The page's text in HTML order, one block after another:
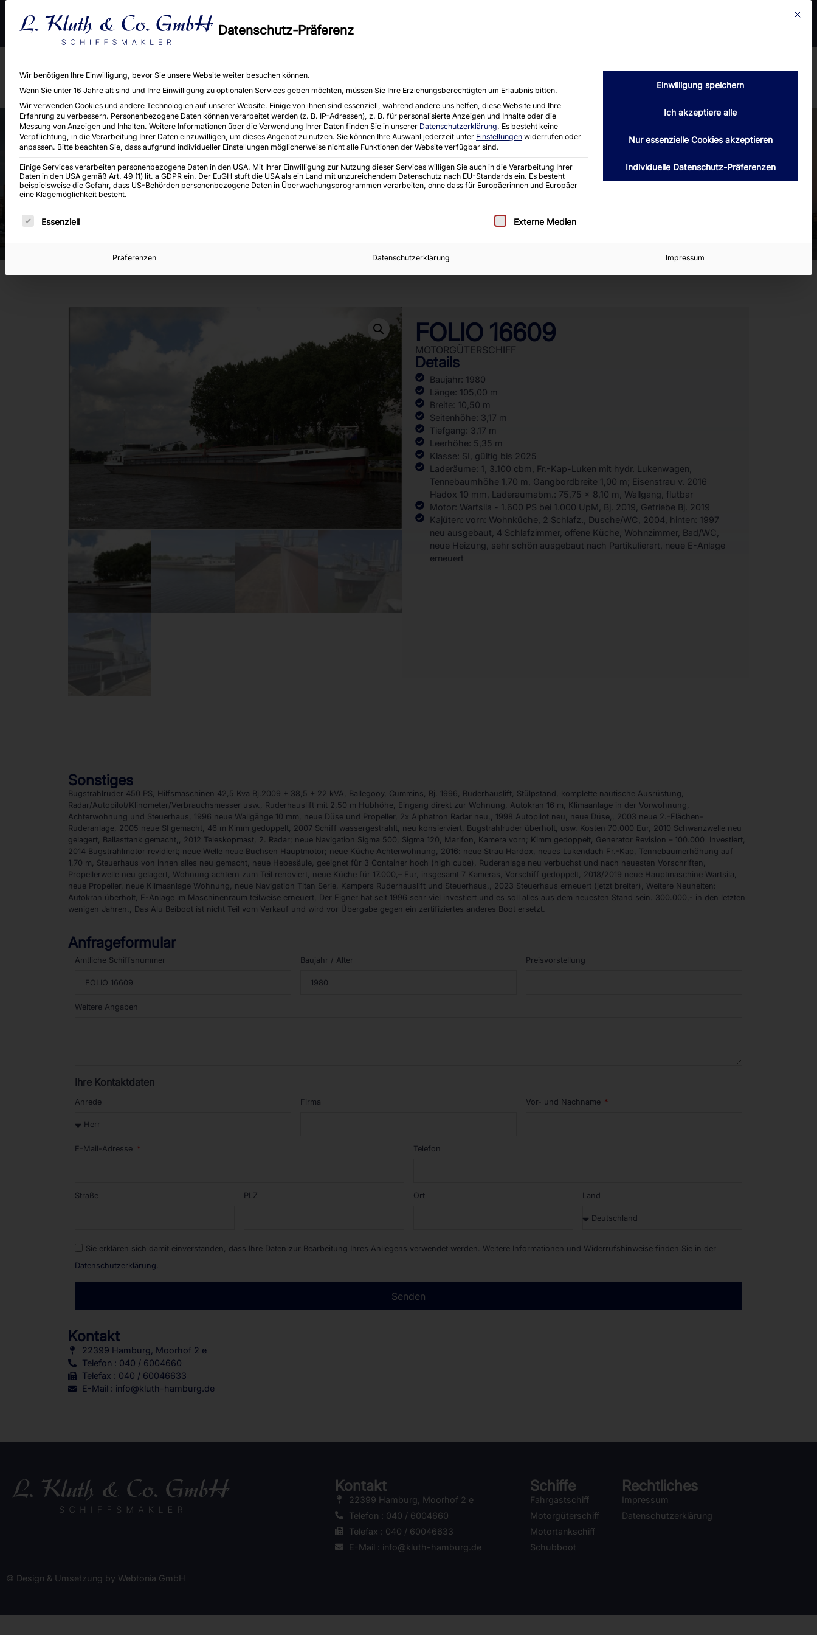
An- und Verkauf von Binnen-, Küsten- und Seeschiffen sowie Baggereigeräten aller Art, einschließlich
Neubaukontrahierungen.
Kontakt Angebot anfordern
FOLIO 16609
FOLIO 16609
MOTORGÜTERSCHIFF
Details
Baujahr: 1980
Länge: 105,00 m
Breite: 10,50 m
Seitenhöhe: 3,17 m
Tiefgang: 3,17 m
Leerhöhe: 5,35 m
Klasse: SI, gültig bis 2025
Laderäume: 1, 3.100 cbm, Fr.-Kap-Luken mit hydr. Lukenwagen,
Tennebaumhöhe 1,70 m, Gangbordbreite 1,00 m; Eisenstrau v. 2016
Hadox 10 mm, Laderaumabm.: 75,75 x 8,10 m, Wallgang, flutbar
Motor: Wartsila - 1.600 PS bei 1.000 UpM, Bj. 2019, Getriebe Bj. 2019
Kajüten: vorn: Wohnküche, 2 Schlafz., Dusche/WC, 2004, hinten: 1997
neu ausgebaut, 4 Schlafzimmer, offene Küche, Wohnzimmer, Bad/WC,
neue Heizung, sehr schön ausgebaut nach Partikulierart, neue E-Anlage
erneuert
Sonstiges
Bugstrahlruder 450 PS, Hilfsmaschinen 42,5 Kva Bj.2009 + 38,5 + 22 kVA, Ballegooy, Cummins, Bj. 1996, Ruderhauslift, Stülpstand, komplette nautische Ausrüstung,
Radar/Autopilot/Klinometer/Verbrauchsmesser usw., Ruderhauslift mit 2,50 m Hubhöhe, Eingang direkt zur Wohnung, Autokran 16 m, Klimaanlage in der Vorwohnung,
Achterwohnung und Steuerhaus, 1996 neue Wallgänge 10 mm, neue Düse und Propeller, 2x Alphatron Radar neu,, 1998 Autopilot neu, neue Düse,, 2003 neue 2.-Flächen-
Ruderanlage, 2005 neue SI gemacht, 46 m Kimm gedoppelt, 2007 Schiff wassergestrahlt, neu konsierviert, Bugstrahlruder überholt, usw. Kosten 70.000 Eur, 2010 Schwanzwelle neu
gelagert, Ballasttank gemacht,, 2012 Teleskopmast, 2. Radar; neue Navigation Sigma 500, Sigma 120, Marifon, Kamera vorn; Kimm gedoppelt, Generator Revision – 100.000  Investiert,
2014 Bugstrahlmotor revidiert; neue Welle neue Buchsen Hauptmotor; neue Küche Achterwohnung, 2016: neue Strau Hardox, neues Lukendach Fr.-Kap, Tennebaumerhöhung auf
1,70 m, Steuerhaus von innen alles neu gemacht, neue Hebesäule, geeignet für 3 Container hoch (high cube), Ruderanlage neu verbuchst und nach neuesten Vorschriften,
Propellerwelle neu gelagert, Wohnung achtern zum Teil renoviert, neue Küche für 17.000,– Eur, insgesamt 7 Kameras, Vorschiff gedoppelt, 2018/2019 neue Hauptmaschine Wartsila,
neue Propeller, neue Klimaanlage Wohnung, neue Navigation Titan Serie, Kampers Ruderhauslift und Steuerhaus,, 2023 Steuerhaus erneuert (jetzt breiter), Weitere Neuheiten:
Autokran überholt, E-Anlage im Maschinenraum teilweise erneuert, Der Eigner hat seit 1996 sehr viel investiert und es soll alles aus dem neuesten Stand sein. 300.000,- in den letzten
wenigen Jahren., Das Alu Beiboot ist nicht Teil vom Verkauf und wird vor Übergabe gegen ein zertifiziertes anderes Boot ersetzt.
Anfrageformular
Amtliche Schiffsnummer Baujahr / Alter Preisvorstellung
Weitere Angaben
Ihre Kontaktdaten
Anrede Firma Vor- und Nachname
E-Mail-Adresse Telefon
Straße PLZ Ort Land
Sie erklären sich damit einverstanden, dass Ihre Daten zur Bearbeitung Ihres Anliegens verwendet werden. Weitere Informationen und Widerrufshinweise finden Sie in der
Datenschutzerklärung.
Senden
Kontakt
22399 Hamburg, Moorhof 2 e
Telefon : 040 / 6004660
Telefax : 040 / 60046633
E-Mail : info@kluth-hamburg.de
Kontakt
22399 Hamburg, Moorhof 2 e
Telefon : 040 / 6004660
Telefax : 040 / 60046633
E-Mail : info@kluth-hamburg.de
Schiffe
Fahrgastschiff
Motorgüterschiff
Motortankschiff
Schubboot
Rechtliches
Impressum
Datenschutzerklärung
© Design & Umsetzung by Webtonia GmbH
Mit
Datenschutz-Präferenz
Wir benötigen Ihre Einwilligung, bevor Sie unsere Website weiter besuchen können.
Wenn Sie unter 16 Jahre alt sind und Ihre Einwilligung zu optionalen Services geben möchten, müssen Sie Ihre Erziehungsberechtigten um Erlaubnis bitten.
Wir verwenden Cookies und andere Technologien auf unserer Website. Einige von ihnen sind essenziell, während andere uns helfen, diese Website und Ihre
Erfahrung zu verbessern. Personenbezogene Daten können verarbeitet werden (z. B. IP-Adressen), z. B. für personalisierte Anzeigen und Inhalte oder die
Messung von Anzeigen und Inhalten. Weitere Informationen über die Verwendung Ihrer Daten finden Sie in unserer Datenschutzerklärung. Es besteht keine
Verpflichtung, in die Verarbeitung Ihrer Daten einzuwilligen, um dieses Angebot zu nutzen. Sie können Ihre Auswahl jederzeit unter Einstellungen widerrufen oder
anpassen. Bitte beachten Sie, dass aufgrund individueller Einstellungen möglicherweise nicht alle Funktionen der Website verfügbar sind.
Einige Services verarbeiten personenbezogene Daten in den USA. Mit Ihrer Einwilligung zur Nutzung dieser Services willigen Sie auch in die Verarbeitung Ihrer
Daten in den USA gemäß Art. 49 (1) lit. a GDPR ein. Der EuGH stuft die USA als ein Land mit unzureichendem Datenschutz nach EU-Standards ein. Es besteht
beispielsweise die Gefahr, dass US-Behörden personenbezogene Daten in Überwachungsprogrammen verarbeiten, ohne dass für Europäerinnen und Europäer
eine Klagemöglichkeit besteht.
Es folgt eine Liste der Service-Gruppen, für die eine Einwilligung erteilt werden kann. Die erste Service-Gruppe ist essenziell und kann nicht
Essenziell Externe Medien
Einwilligung speichern
Ich akzeptiere alle
Nur essenzielle Cookies akzeptieren
Individuelle Datenschutz-Präferenzen
Präferenzen Datenschutzerklärung Impressum